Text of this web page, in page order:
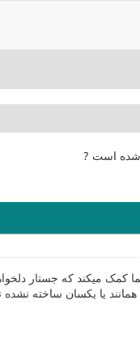
شده است ?
میکند که جستار
یا یکسان ساخته نشده